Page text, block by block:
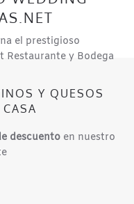
el prestigioso
Restaurante y Bodega
Y QUESOS
descuentoen nuestro